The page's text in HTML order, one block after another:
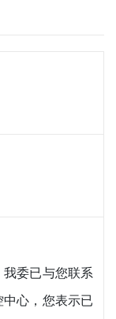
委已与您联系
心，您表示已